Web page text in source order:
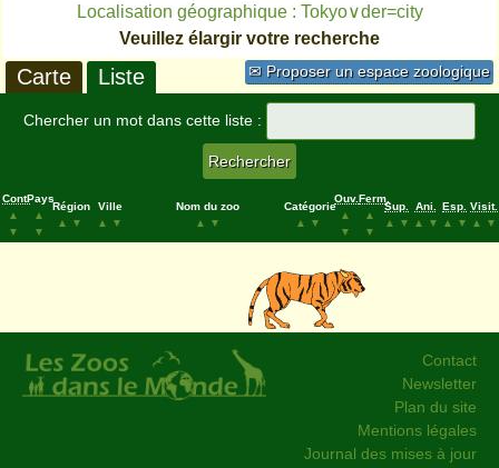
Localisation géographique : Tokyo∨der=city
Veuillez élargir votre recherche
✉ Proposer un espace zoologique
Carte Liste
Chercher un mot dans cette liste :
Cont.
▲
▼
Pays
▲
▼
Région
▲
▼
Ville
▲
▼
Nom du zoo
▲
▼
Catégorie
▲
▼
Ouv.
▲
▼
Ferm.
▲
▼
Sup.
▲
▼
Ani.
▲
▼
Esp.
▲
▼
Visit.
▲
▼
Contact
Newsletter
Plan du site
Mentions légales
Journal des mises à jour